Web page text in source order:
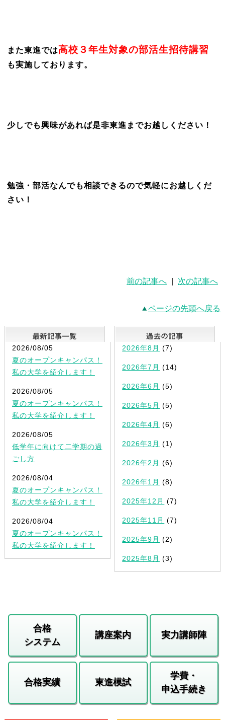
また東進では高校３年生対象の部活生招待講習
も実施しております。
少しでも興味があれば是非東進までお越しください！
勉強・部活なんでも相談できるので気軽にお越しくだ
さい！
前の記事へ 次の記事へ
ページの先頭へ戻る
最新記事一覧
2026/08/05
夏のオープンキャンパス！
私の大学を紹介します！
2026/08/05
夏のオープンキャンパス！
私の大学を紹介します！
2026/08/05
低学年に向けて二学期の過
ごし方
2026/08/04
夏のオープンキャンパス！
私の大学を紹介します！
2026/08/04
夏のオープンキャンパス！
私の大学を紹介します！
2026年8月 (7)
2026年7月 (14)
2026年6月 (5)
2026年5月 (5)
2026年4月 (6)
2026年3月 (1)
2026年2月 (6)
2026年1月 (8)
2025年12月 (7)
2025年11月 (7)
2025年9月 (2)
2025年8月 (3)
合格
システム
講座案内 実力講師陣
合格実績 東進模試
学費・
申込手続き